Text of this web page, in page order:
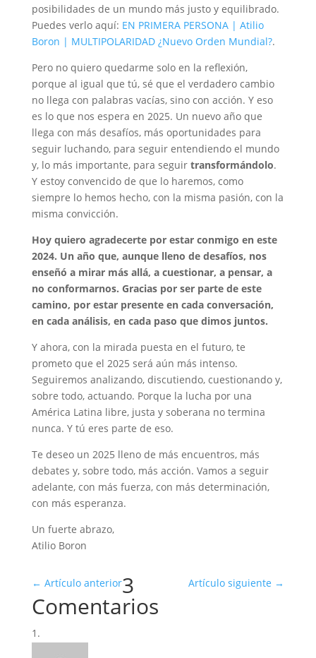
posibilidades de un mundo más justo y equilibrado.
Puedes verlo aquí: EN PRIMERA PERSONA | Atilio
Boron | MULTIPOLARIDAD ¿Nuevo Orden Mundial?.
Pero no quiero quedarme solo en la reflexión,
porque al igual que tú, sé que el verdadero cambio
no llega con palabras vacías, sino con acción. Y eso
es lo que nos espera en 2025. Un nuevo año que
llega con más desafíos, más oportunidades para
seguir luchando, para seguir entendiendo el mundo
y, lo más importante, para seguir transformándolo.
Y estoy convencido de que lo haremos, como
siempre lo hemos hecho, con la misma pasión, con la
misma convicción.
Hoy quiero agradecerte por estar conmigo en este
2024. Un año que, aunque lleno de desafíos, nos
enseñó a mirar más allá, a cuestionar, a pensar, a
no conformarnos. Gracias por ser parte de este
camino, por estar presente en cada conversación,
en cada análisis, en cada paso que dimos juntos.
Y ahora, con la mirada puesta en el futuro, te
prometo que el 2025 será aún más intenso.
Seguiremos analizando, discutiendo, cuestionando y,
sobre todo, actuando. Porque la lucha por una
América Latina libre, justa y soberana no termina
nunca. Y tú eres parte de eso.
Te deseo un 2025 lleno de más encuentros, más
debates y, sobre todo, más acción. Vamos a seguir
adelante, con más fuerza, con más determinación,
con más esperanza.
Un fuerte abrazo,
Atilio Boron
← Artículo anterior Artículo siguiente →
3
Comentarios